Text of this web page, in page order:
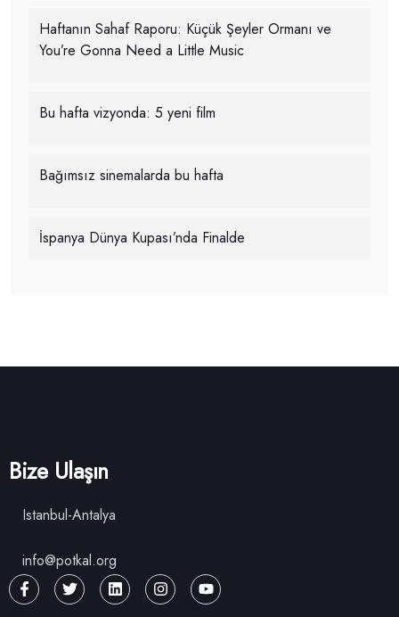
Haftanın Sahaf Raporu: Küçük Şeyler Ormanı ve
You’re Gonna Need a Little Music
Bu hafta vizyonda: 5 yeni film
Bağımsız sinemalarda bu hafta
İspanya Dünya Kupası’nda Finalde
Bize Ulaşın
Istanbul-Antalya
info@potkal.org